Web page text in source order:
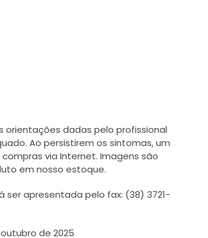
dadas pelo profissional
Ao persistirem os sintomas, um
via Internet. Imagens são
em nosso estoque.
apresentada pelo fax: (38) 3721-
de 2025